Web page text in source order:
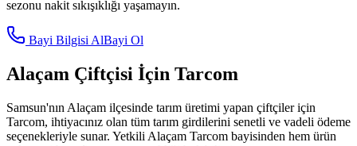
sezonu nakit sıkışıklığı yaşamayın.
Bayi Bilgisi AlBayi Ol
Alaçam Çiftçisi İçin Tarcom
Samsun'nın Alaçam ilçesinde tarım üretimi yapan çiftçiler için
Tarcom, ihtiyacınız olan tüm tarım girdilerini senetli ve vadeli ödeme
seçenekleriyle sunar. Yetkili Alaçam Tarcom bayisinden hem ürün